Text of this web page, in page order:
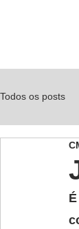
Todos os posts